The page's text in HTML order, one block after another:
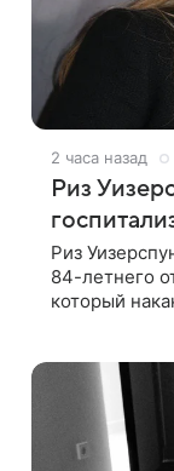
2 часа назад
Риз
Риз
84-летнего
который